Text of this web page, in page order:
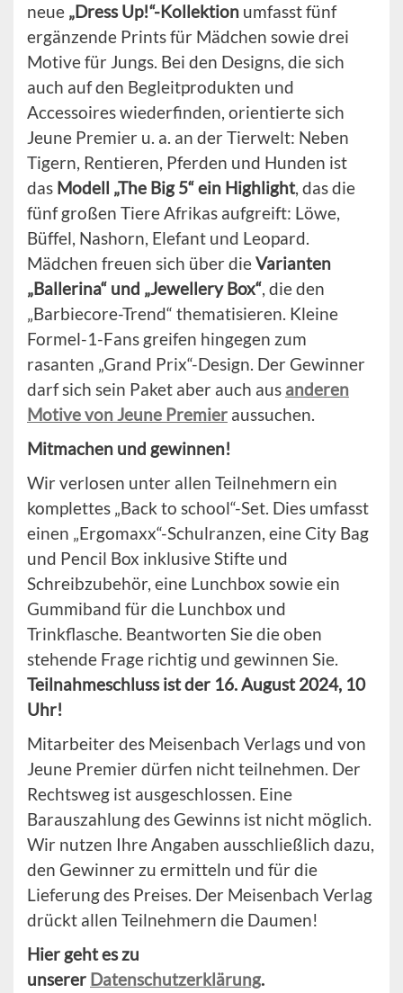
neue „Dress Up!“-Kollektion umfasst fünf
ergänzende Prints für Mädchen sowie drei
Motive für Jungs. Bei den Designs, die sich
auch auf den Begleitprodukten und
Accessoires wiederfinden, orientierte sich
Jeune Premier u. a. an der Tierwelt: Neben
Tigern, Rentieren, Pferden und Hunden ist
das Modell „The Big 5“ ein Highlight, das die
fünf großen Tiere Afrikas aufgreift: Löwe,
Büffel, Nashorn, Elefant und Leopard.
Mädchen freuen sich über dieVarianten
„Ballerina“ und „Jewellery Box“, die den
„Barbiecore-Trend“ thematisieren. Kleine
Formel-1-Fans greifen hingegen zum
rasanten „Grand Prix“-Design. Der Gewinner
darf sich sein Paket aber auch aus anderen
Motive von Jeune Premier aussuchen.
Mitmachen und gewinnen!
Wir verlosen unter allen Teilnehmern ein
komplettes „Back to school“-Set. Dies umfasst
einen „Ergomaxx“-Schulranzen, eine City Bag
und Pencil Box inklusive Stifte und
Schreibzubehör, eine Lunchbox sowie ein
Gummiband für die Lunchbox und
Trinkflasche. Beantworten Sie die oben
stehende Frage richtig und gewinnen Sie.
Teilnahmeschluss ist der 16. August 2024, 10
Uhr!
Mitarbeiter des Meisenbach Verlags und von
Jeune Premier dürfen nicht teilnehmen. Der
Rechtsweg ist ausgeschlossen. Eine
Barauszahlung des Gewinns ist nicht möglich.
Wir nutzen Ihre Angaben ausschließlich dazu,
den Gewinner zu ermitteln und für die
Lieferung des Preises. Der Meisenbach Verlag
drückt allen Teilnehmern die Daumen!
Hier geht es zu
unserer Datenschutzerklärung.